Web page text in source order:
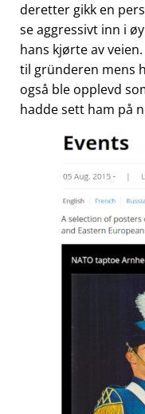
deretter gikk en
se aggressivt inn i
hans kjørte av
til gründeren mens
også ble opplevd
hadde sett ham på